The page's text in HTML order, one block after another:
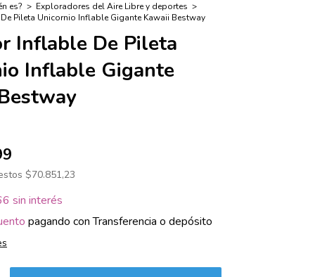
es? > Exploradores del Aire Libre y deportes >
Pileta Unicornio Inflable Gigante Kawaii Bestway
Inflable De Pileta
Inflable Gigante
$70.851,23
sin interés
pagando con Transferencia o depósito